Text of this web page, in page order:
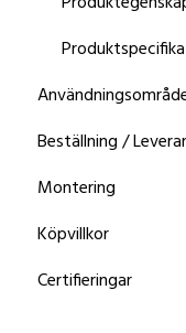
Organisera
Beställning /
Leverans
Montering
Köpvillkor
Certifieringar